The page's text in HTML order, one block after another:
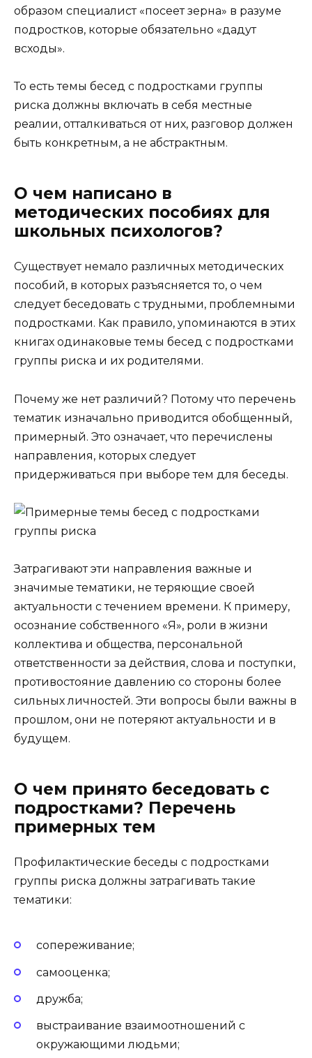
образом специалист «посеет зерна» в разуме
подростков, которые обязательно «дадут
всходы».
То есть темы бесед с подростками группы
риска должны включать в себя местные
реалии, отталкиваться от них, разговор должен
быть конкретным, а не абстрактным.
О чем написано в
методических пособиях для
школьных психологов?
Существует немало различных методических
пособий, в которых разъясняется то, о чем
следует беседовать с трудными, проблемными
подростками. Как правило, упоминаются в этих
книгах одинаковые темы бесед с подростками
группы риска и их родителями.
Почему же нет различий? Потому что перечень
тематик изначально приводится обобщенный,
примерный. Это означает, что перечислены
направления, которых следует
придерживаться при выборе тем для беседы.
Затрагивают эти направления важные и
значимые тематики, не теряющие своей
актуальности с течением времени. К примеру,
осознание собственного «Я», роли в жизни
коллектива и общества, персональной
ответственности за действия, слова и поступки,
противостояние давлению со стороны более
сильных личностей. Эти вопросы были важны в
прошлом, они не потеряют актуальности и в
будущем.
О чем принято беседовать с
подростками? Перечень
примерных тем
Профилактические беседы с подростками
группы риска должны затрагивать такие
тематики:
сопереживание;
самооценка;
дружба;
выстраивание взаимоотношений с
окружающими людьми;